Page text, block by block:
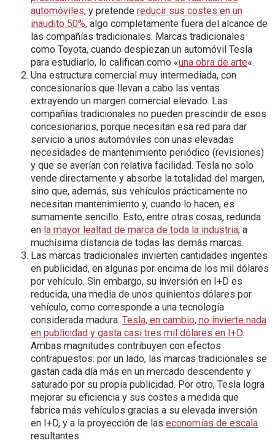
automóviles, y pretende reducir sus costes en un
inaudito 50%, algo completamente fuera del alcance de
las compañías tradicionales. Marcas tradicionales
como Toyota, cuando despiezan un automóvil Tesla
para estudiarlo, lo califican como «una obra de arte«.
Una estructura comercial muy intermediada, con
concesionarios que llevan a cabo las ventas
extrayendo un margen comercial elevado. Las
compañías tradicionales no pueden prescindir de esos
concesionarios, porque necesitan esa red para dar
servicio a unos automóviles con unas elevadas
necesidades de mantenimiento periódico (revisiones)
y que se averían con relativa facilidad. Tesla no solo
vende directamente y absorbe la totalidad del margen,
sino que, además, sus vehículos prácticamente no
necesitan mantenimiento y, cuando lo hacen, es
sumamente sencillo. Esto, entre otras cosas, redunda
en la mayor lealtad de marca de toda la industria, a
muchísima distancia de todas las demás marcas.
Las marcas tradicionales invierten cantidades ingentes
en publicidad, en algunas por encima de los mil dólares
por vehículo. Sin embargo, su inversión en I+D es
reducida, una media de unos quinientos dólares por
vehículo, como corresponde a una tecnología
considerada madura. Tesla, en cambio, no invierte nada
en publicidad y gasta casi tres mil dólares en I+D.
Ambas magnitudes contribuyen con efectos
contrapuestos: por un lado, las marcas tradicionales se
gastan cada día más en un mercado descendente y
saturado por su propia publicidad. Por otro, Tesla logra
mejorar su eficiencia y sus costes a medida que
fabrica más vehículos gracias a su elevada inversión
en I+D, y a la proyección de las economías de escala
resultantes.